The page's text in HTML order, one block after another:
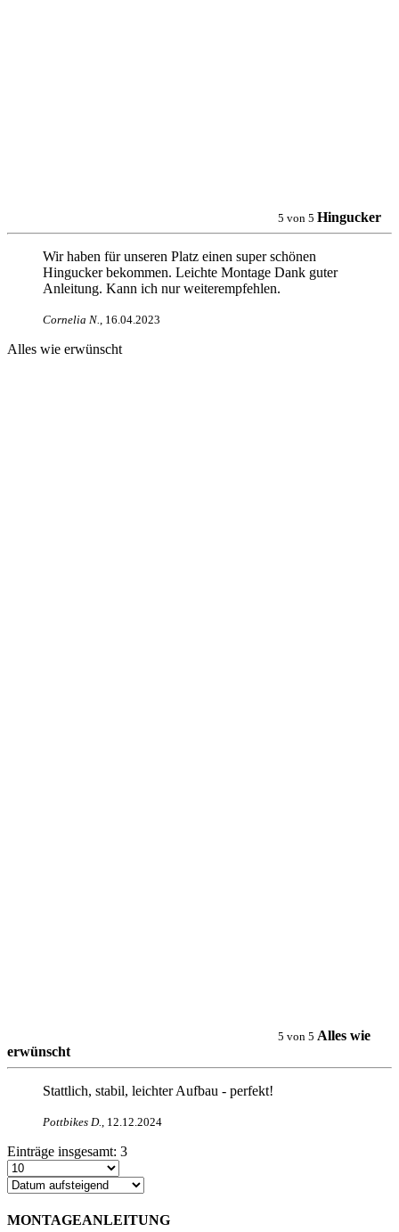
5 von 5 Hingucker
Wir haben für unseren Platz einen super schönen
Hingucker bekommen. Leichte Montage Dank guter
Anleitung. Kann ich nur weiterempfehlen.
Cornelia N 16.04.2023
Alles wie erwünscht
5 von 5 Alles wie
erwünscht
Stattlich, stabil, leichter Aufbau - perfekt!
Pottbikes D. 12.12.2024
Einträge insgesamt: 3
MONTAGEANLEITUNG